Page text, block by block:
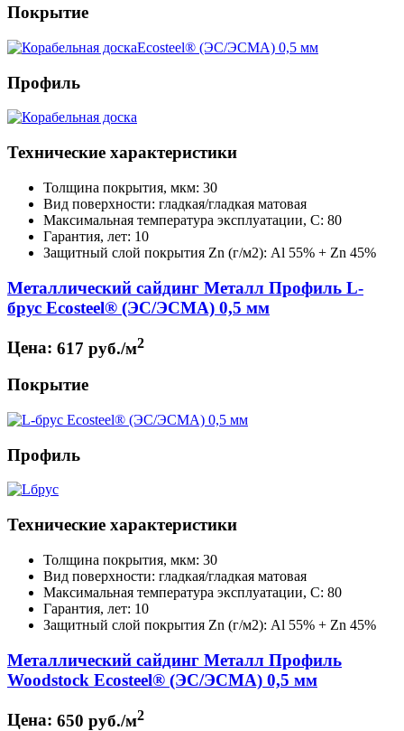
Покрытие
Профиль
Технические характеристики
Толщина покрытия, мкм: 30
Вид поверхности: гладкая/гладкая матовая
Максимальная температура эксплуатации, С: 80
Гарантия, лет: 10
Защитный слой покрытия Zn (г/м2): Аl 55% + Zn 45%
Металлический сайдинг Металл Профиль L-
брус Ecosteel® (ЭС/ЭСМА) 0,5 мм
Цена: 617 руб./м2
Покрытие
Профиль
Технические характеристики
Толщина покрытия, мкм: 30
Вид поверхности: гладкая/гладкая матовая
Максимальная температура эксплуатации, С: 80
Гарантия, лет: 10
Защитный слой покрытия Zn (г/м2): Аl 55% + Zn 45%
Металлический сайдинг Металл Профиль
Woodstock Ecosteel® (ЭС/ЭСМА) 0,5 мм
Цена: 650 руб./м2